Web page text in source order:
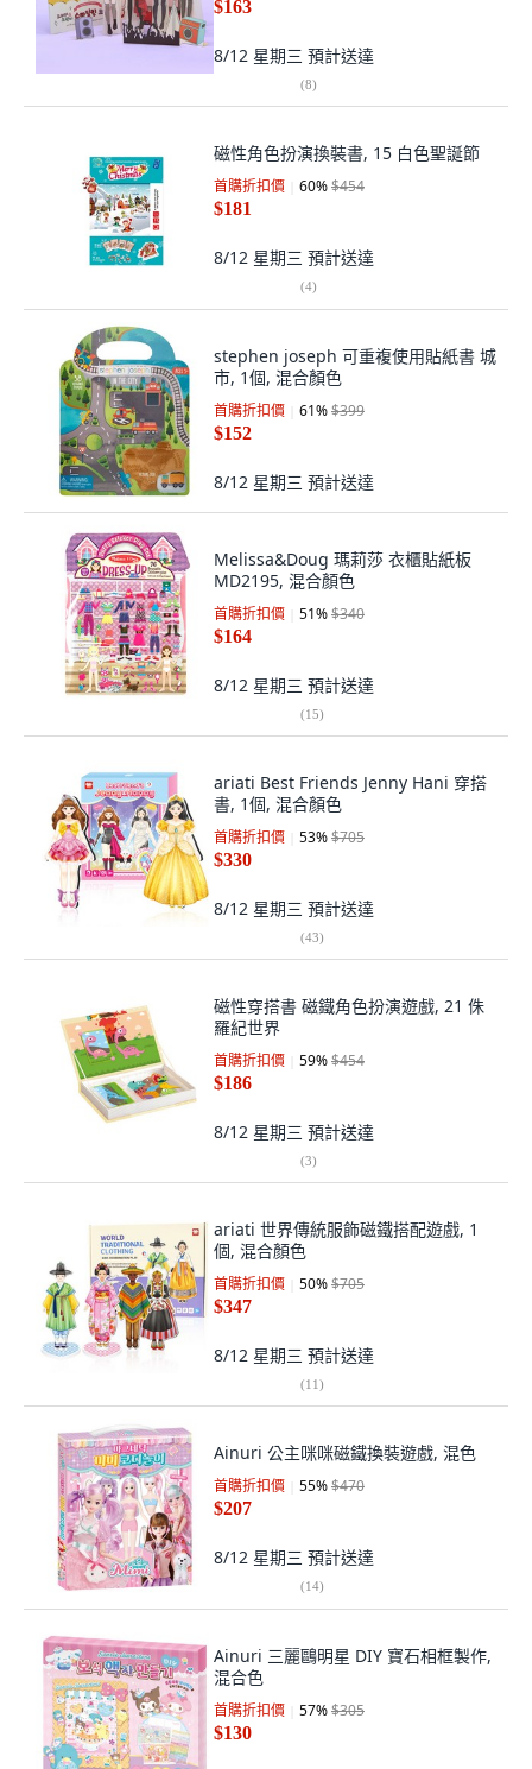
$163
8/12 星期三 預計送達
(8)
磁性角色扮演換裝書, 15 白色聖誕節
首購折扣價 60%$454
$181
8/12 星期三 預計送達
(4)
stephen joseph 可重複使用貼紙書 城
市, 1個, 混合顏色
首購折扣價 61%$399
$152
8/12 星期三 預計送達
Melissa&Doug 瑪莉莎 衣櫃貼紙板
MD2195, 混合顏色
首購折扣價 51%$340
$164
8/12 星期三 預計送達
(15)
ariati Best Friends Jenny Hani 穿搭
書, 1個, 混合顏色
首購折扣價 53%$705
$330
8/12 星期三 預計送達
(43)
磁性穿搭書 磁鐵角色扮演遊戲, 21 侏
羅紀世界
首購折扣價 59%$454
$186
8/12 星期三 預計送達
(3)
ariati 世界傳統服飾磁鐵搭配遊戲, 1
個, 混合顏色
首購折扣價 50%$705
$347
8/12 星期三 預計送達
(11)
Ainuri 公主咪咪磁鐵換裝遊戲, 混色
首購折扣價 55%$470
$207
8/12 星期三 預計送達
(14)
Ainuri 三麗鷗明星 DIY 寶石相框製作,
混合色
首購折扣價 57%$305
$130